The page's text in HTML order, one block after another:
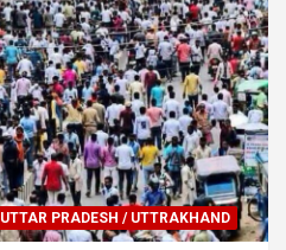
UTTAR PRADESH / UTTRAKHAND